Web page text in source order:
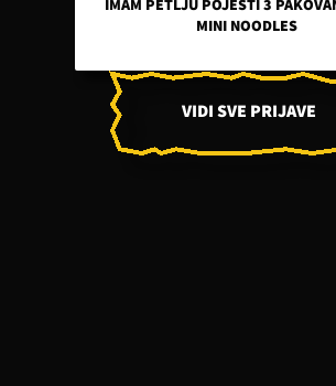
IMAM PETLJU POJESTI 3
MINI NOODLES
VIDI SVE PRIJAVE